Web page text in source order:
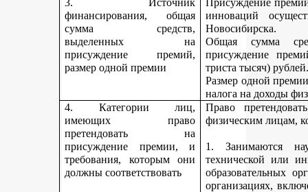
3. Источник
финансирования, общая
сумма средств,
выделенных на
присуждение премий,
размер одной премии
Присуждение
инноваций
Новосибирска.
Общая сумма
присуждение
триста тысяч)
Размер одной
налога на доходы
4. Категории лиц,
имеющих право
претендовать на
присуждение премии, и
требования, которым они
должны соответствовать
Право
физическим лицам,
1. Занимаются
технической или
образовательных
организациях,